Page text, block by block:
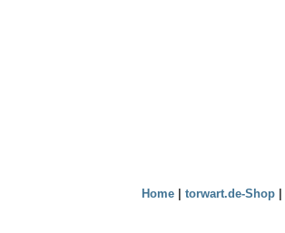
Home| torwart.de-Shop|